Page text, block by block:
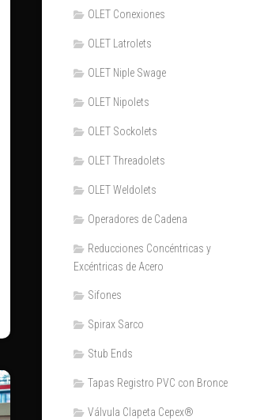
OLET Conexiones
OLET Latrolets
OLET Niple Swage
OLET Nipolets
OLET Sockolets
OLET Threadolets
OLET Weldolets
Operadores de Cadena
Reducciones Concéntricas y
Excéntricas de Acero
Sifones
Spirax Sarco
Stub Ends
Tapas Registro PVC con Bronce
Válvula Clapeta Cepex®